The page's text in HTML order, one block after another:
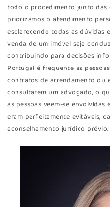
todo o procedimento junto das
priorizamos o atendimento
esclarecendo todas as dúvidas
venda de um imóvel seja
contribuindo para decisões
Portugal é frequente as
contratos de arrendamento ou
consultarem um advogado, o
as pessoas veem-se
eram perfeitamente evitáveis,
aconselhamento jurídico prévio.